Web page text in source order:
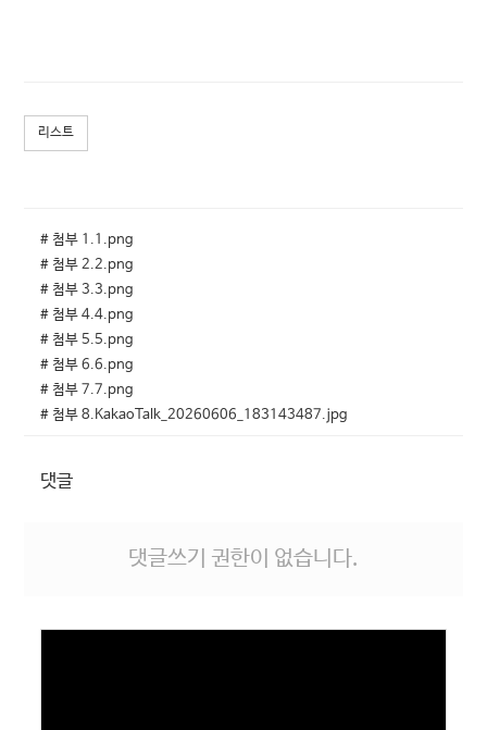
리스트
# 첨부 1.1.png
# 첨부 2.2.png
# 첨부 3.3.png
# 첨부 4.4.png
# 첨부 5.5.png
# 첨부 6.6.png
# 첨부 7.7.png
# 첨부 8.KakaoTalk_20260606_183143487.jpg
댓글
댓글쓰기 권한이 없습니다.